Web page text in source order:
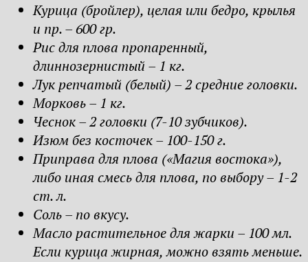
Курица (бройлер), целая или бедро, крылья
и пр. – 600 гр.
Рис для плова пропаренный,
длиннозернистый – 1 кг.
Лук репчатый (белый) – 2 средние головки.
Морковь – 1 кг.
Чеснок – 2 головки (7-10 зубчиков).
Изюм без косточек – 100-150 г.
Приправа для плова («Магия востока»),
либо иная смесь для плова, по выбору – 1-2
ст. л.
Соль – по вкусу.
Масло растительное для жарки – 100 мл.
Если курица жирная, можно взять меньше.